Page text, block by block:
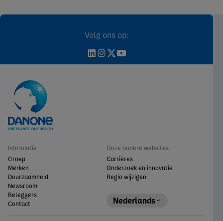
Volg ons op:
Informatie
Groep
Merken
Duurzaamheid
Newsroom
Beleggers
Contact
Onze andere websites
Carrières
Onderzoek en innovatie
Regio wijzigen
Nederlands